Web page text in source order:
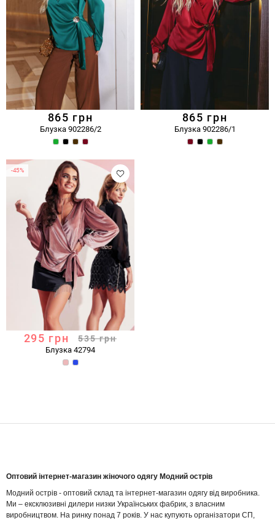
865 грн
Блузка 902286/2
865 грн
Блузка 902286/1
-45%
295 грн 535 грн
Блузка 42794
Оптовий інтернет-магазин жіночого одягу Модний острів
Модний острів - оптовий склад та інтернет-магазин одягу від виробника.
Ми – ексклюзивні дилери низки Українських фабрик, з власним
виробництвом. На ринку понад 7 років. У нас купують організатори СП,